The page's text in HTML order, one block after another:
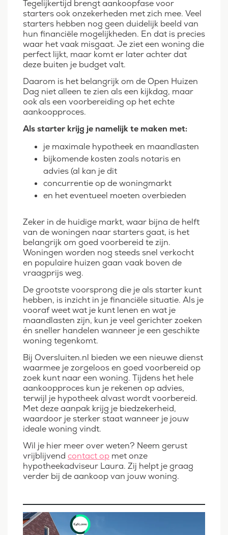
Tegelijkertijd brengt aankoopfase voor
starters ook onzekerheden met zich mee. Veel
starters hebben nog geen duidelijk beeld van
hun financiële mogelijkheden. En dat is precies
waar het vaak misgaat. Je ziet een woning die
perfect lijkt, maar komt er later achter dat
deze buiten je budget valt.
Daarom is het belangrijk om de Open Huizen
Dag niet alleen te zien als een kijkdag, maar
ook als een voorbereiding op het echte
aankoopproces.
Als starter krijg je namelijk te maken met:
je maximale hypotheek en maandlasten
bijkomende kosten zoals notaris en
advies (al kan je dit
concurrentie op de woningmarkt
en het eventueel moeten overbieden
Zeker in de huidige markt, waar bijna de helft
van de woningen naar starters gaat, is het
belangrijk om goed voorbereid te zijn.
Woningen worden nog steeds snel verkocht
en populaire huizen gaan vaak boven de
vraagprijs weg.
De grootste voorsprong die je als starter kunt
hebben, is inzicht in je financiële situatie. Als je
vooraf weet wat je kunt lenen en wat je
maandlasten zijn, kun je veel gerichter zoeken
én sneller handelen wanneer je een geschikte
woning tegenkomt.
Bij Oversluiten.nl bieden we een nieuwe dienst
waarmee je zorgeloos en goed voorbereid op
zoek kunt naar een woning. Tijdens het hele
aankoopproces kun je rekenen op advies,
terwijl je hypotheek alvast wordt voorbereid.
Met deze aanpak krijg je biedzekerheid,
waardoor je sterker staat wanneer je jouw
ideale woning vindt.
Wil je hier meer over weten? Neem gerust
vrijblijvend contact op met onze
hypotheekadviseur Laura. Zij helpt je graag
verder bij de aankoop van jouw woning.